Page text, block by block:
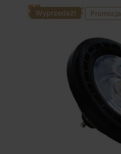
Wyprzedaż! Promocja